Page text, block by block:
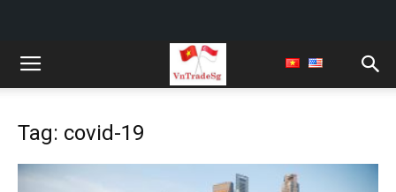
Tag: covid-19